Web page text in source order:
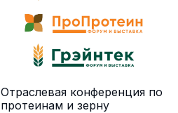
Отраслевая конференция по
протеинам и зерну